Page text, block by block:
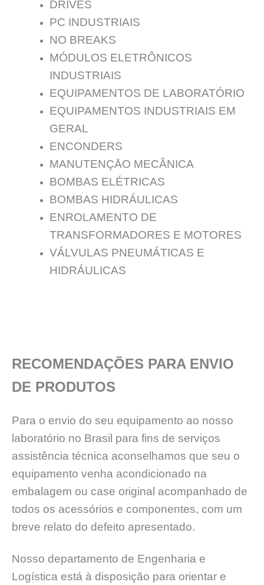
DRIVES
PC INDUSTRIAIS
NO BREAKS
MÓDULOS ELETRÔNICOS
INDUSTRIAIS
EQUIPAMENTOS DE LABORATÓRIO
EQUIPAMENTOS INDUSTRIAIS EM
GERAL
ENCONDERS
MANUTENÇĀO MECÂNICA
BOMBAS ELÉTRICAS
BOMBAS HIDRÁULICAS
ENROLAMENTO DE
TRANSFORMADORES E MOTORES
VÁLVULAS PNEUMÁTICAS E
HIDRÁULICAS
RECOMENDAÇÕES PARA ENVIO
DE PRODUTOS
Para o envio do seu equipamento ao nosso
laboratório no Brasil para fins de serviços
assistência técnica aconselhamos que seu o
equipamento venha acondicionado na
embalagem ou case original acompanhado de
todos os acessórios e componentes, com um
breve relato do defeito apresentado.
Nosso departamento de Engenharia e
Logística está à disposição para orientar e